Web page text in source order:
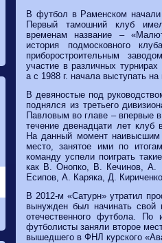
В футбол в Раменском
Первый тамошний клуб
временам название –
история подмосковного
приборостроительным
участие в различных
а с 1988 г. начала выступать
В девяностые под
поднялся из третьего
Павловым во главе – впервые
течение двенадцати лет клуб
На данный момент наивысшим
место, занятое ими по
команду успели поиграть
как В. Онопко, В. Кечинов, А.
Есипов, А. Каряка, Д.
В 2012-м «Сатурн» утратил
вынужден был начинать
отечественного футбола. По
футболисты заняли второе
вышедшего в ФНЛ курского